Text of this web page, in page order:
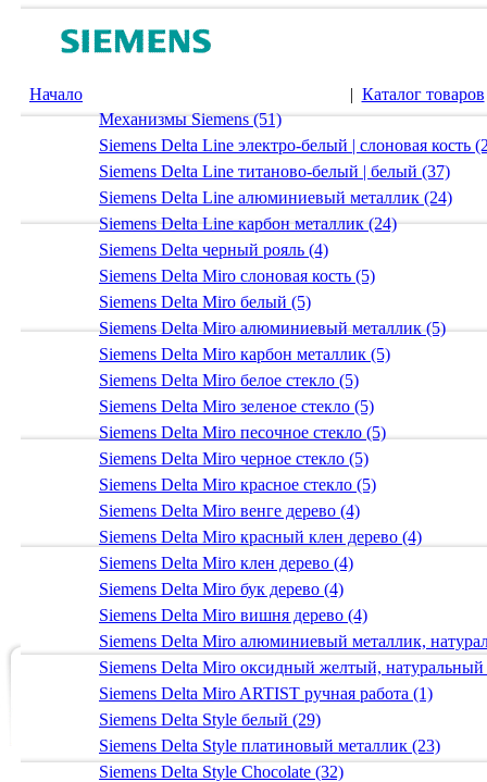
Начало | Каталог товаров
Механизмы Siemens (51)
Siemens Delta Line электро-белый | слоновая кость
Siemens Delta Line титаново-белый | белый (37)
Siemens Delta Line алюминиевый металлик (24)
Siemens Delta Line карбон металлик (24)
Siemens Delta черный рояль (4)
Siemens Delta Miro слоновая кость (5)
Siemens Delta Miro белый (5)
Siemens Delta Miro алюминиевый металлик (5)
Siemens Delta Miro карбон металлик (5)
Siemens Delta Miro белое стекло (5)
Siemens Delta Miro зеленое стекло (5)
Siemens Delta Miro песочное стекло (5)
Siemens Delta Miro черное стекло (5)
Siemens Delta Miro красное стекло (5)
Siemens Delta Miro венге дерево (4)
Siemens Delta Miro красный клен дерево (4)
Siemens Delta Miro клен дерево (4)
Siemens Delta Miro бук дерево (4)
Siemens Delta Miro вишня дерево (4)
Siemens Delta Miro алюминиевый металлик,
Siemens Delta Miro оксидный желтый,
Siemens Delta Miro ARTIST ручная работа (1)
Siemens Delta Style белый (29)
Siemens Delta Style платиновый металлик (23)
Siemens Delta Style Chocolate (32)